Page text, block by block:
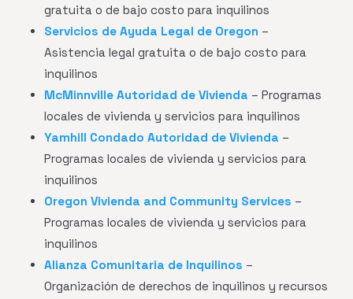
gratuita o de bajo costo para inquilinos
Servicios de Ayuda Legal de Oregon –
Asistencia legal gratuita o de bajo costo para
inquilinos
McMinnville Autoridad de Vivienda – Programas
locales de vivienda y servicios para inquilinos
Yamhill Condado Autoridad de Vivienda –
Programas locales de vivienda y servicios para
inquilinos
Oregon Vivienda and Community Services –
Programas locales de vivienda y servicios para
inquilinos
Alianza Comunitaria de Inquilinos –
Organización de derechos de inquilinos y recursos